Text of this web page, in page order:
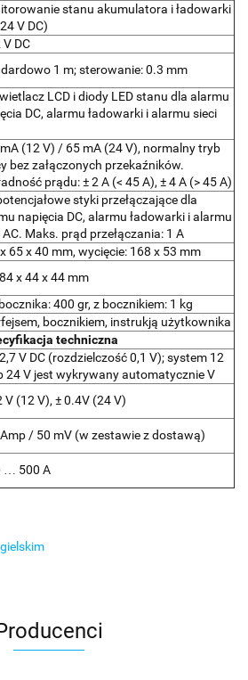
stanu akumulatora i ładowarki
V DC)
DC
1 m; sterowanie: 0.3 mm
LCD i diody LED stanu dla alarmu
DC, alarmu ładowarki i alarmu sieci
(12 V) / 65 mA (24 V), normalny tryb
bez załączonych przekaźników.
prądu: ± 2 A (< 45 A), ± 4 A (> 45 A)
styki przełączające dla
napięcia DC, alarmu ładowarki i alarmu
AC. Maks. prąd przełączania: 1 A
65 x 40 mm, wycięcie: 168 x 53 mm
x 44 x 44 mm
400 gr, z bocznikiem: 1 kg
bocznikiem, instrukją użytkownika
techniczna
V DC (rozdzielczość 0,1 V); system 12
24 V jest wykrywany automatycznie V
V (12 V), ± 0.4V (24 V)
/ 50 mV (w zestawie z dostawą)
… 500 A